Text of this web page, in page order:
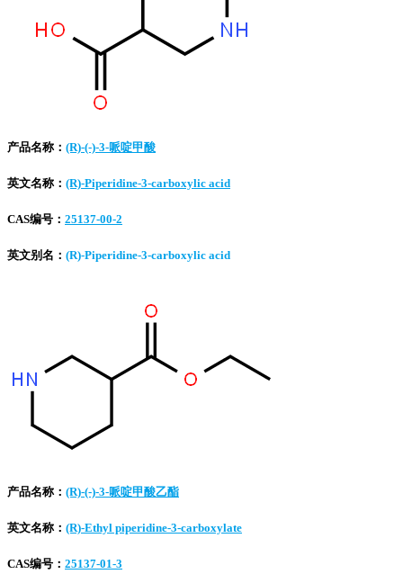
产品名称： (R)-(-)-3-哌啶甲酸
英文名称： (R)-Piperidine-3-carboxylic acid
CAS编号： 25137-00-2
英文别名： (R)-Piperidine-3-carboxylic acid
产品名称： (R)-(-)-3-哌啶甲酸乙酯
英文名称： (R)-Ethyl piperidine-3-carboxylate
CAS编号： 25137-01-3